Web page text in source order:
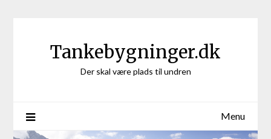
Tankebygninger.dk
Der skal være plads til undren
Menu